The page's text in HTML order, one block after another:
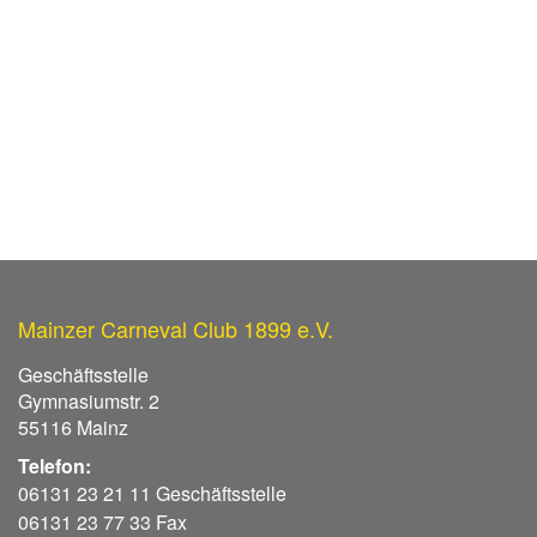
Mainzer Carneval Club 1899 e.V.
Geschäftsstelle
Gymnasiumstr. 2
55116 Mainz
Telefon:
06131 23 21 11 Geschäftsstelle
06131 23 77 33 Fax